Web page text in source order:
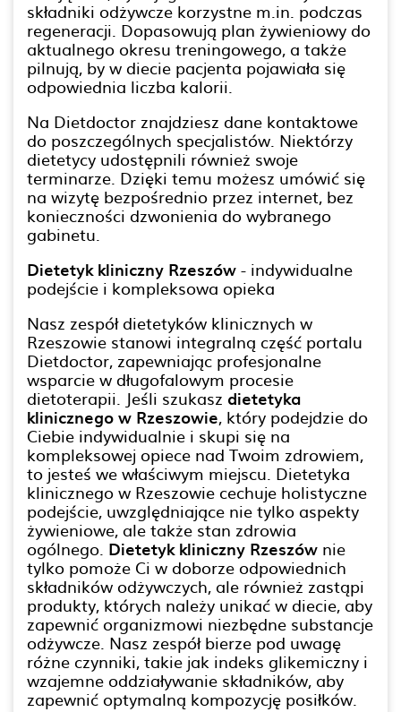
składniki odżywcze korzystne m.in. podczas
regeneracji. Dopasowują plan żywieniowy do
aktualnego okresu treningowego, a także
pilnują, by w diecie pacjenta pojawiała się
odpowiednia liczba kalorii.
Na Dietdoctor znajdziesz dane kontaktowe
do poszczególnych specjalistów. Niektórzy
dietetycy udostępnili również swoje
terminarze. Dzięki temu możesz umówić się
na wizytę bezpośrednio przez internet, bez
konieczności dzwonienia do wybranego
gabinetu.
Dietetyk kliniczny Rzeszów- indywidualne
podejście i kompleksowa opieka
Nasz zespół dietetyków klinicznych w
Rzeszowie stanowi integralną część portalu
Dietdoctor, zapewniając profesjonalne
wsparcie w długofalowym procesie
dietoterapii. Jeśli szukasz dietetyka
klinicznego w Rzeszowie, który podejdzie do
Ciebie indywidualnie i skupi się na
kompleksowej opiece nad Twoim zdrowiem,
to jesteś we właściwym miejscu. Dietetyka
klinicznego w Rzeszowie cechuje holistyczne
podejście, uwzględniające nie tylko aspekty
żywieniowe, ale także stan zdrowia
ogólnego. Dietetyk kliniczny Rzeszów nie
tylko pomoże Ci w doborze odpowiednich
składników odżywczych, ale również zastąpi
produkty, których należy unikać w diecie, aby
zapewnić organizmowi niezbędne substancje
odżywcze. Nasz zespół bierze pod uwagę
różne czynniki, takie jak indeks glikemiczny i
wzajemne oddziaływanie składników, aby
zapewnić optymalną kompozycję posiłków.